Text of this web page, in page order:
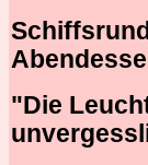
"Die